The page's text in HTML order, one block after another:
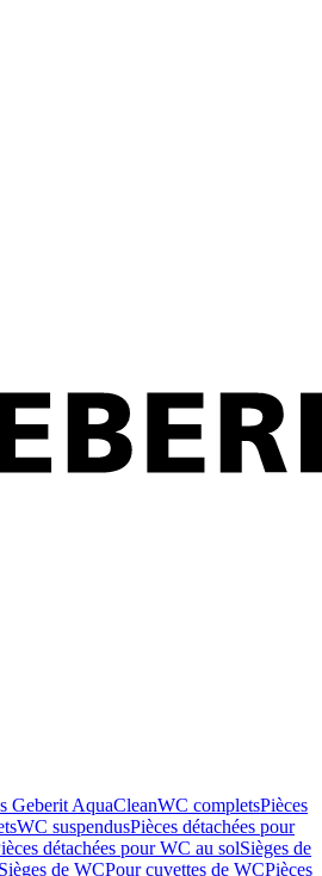
Geberit AquaCleanWC completsPièces
WC suspendusPièces détachées pour
détachées pour WC au solSièges de
de WCPour cuvettes de WCPièces